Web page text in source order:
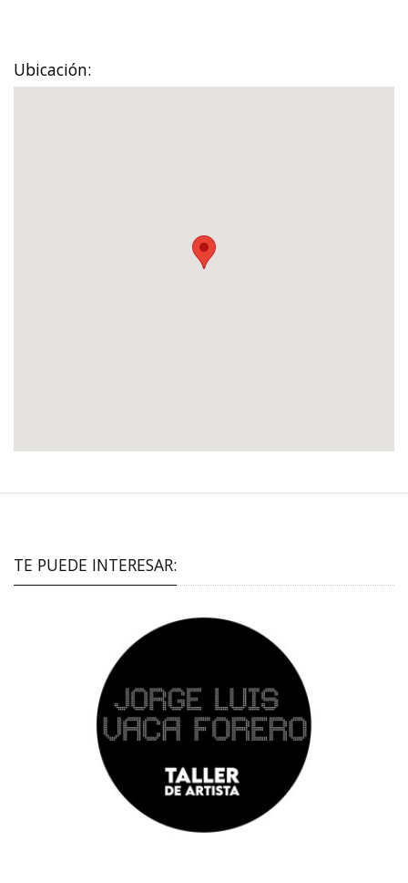
Ubicación:
TE PUEDE INTERESAR: